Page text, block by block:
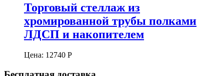
Торговый стеллаж из
хромированной трубы полками
ЛДСП и накопителем
Цена: 12740 Р